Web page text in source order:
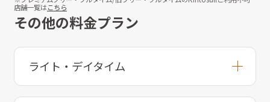
店舗一覧はこちら
その他の料金プラン
ライト・デイタイム